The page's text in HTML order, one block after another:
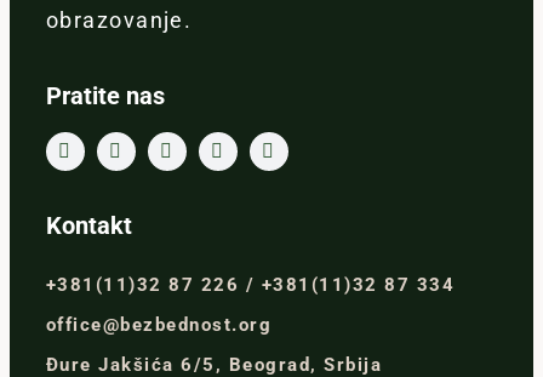
obrazovanje.
Pratite nas
Kontakt
+381(11)32 87 226 / +381(11)32 87 334
office@bezbednost.org
Đure Jakšića 6/5, Beograd, Srbija